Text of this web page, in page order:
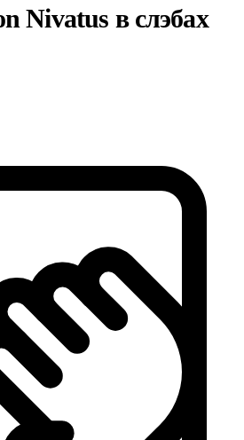
Nivatus в слэбах